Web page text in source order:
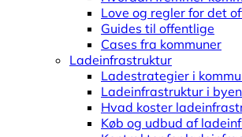
Love og regler for det
Guides til offentlige
Cases fra kommuner
Ladeinfrastruktur
Ladestrategier i
Ladeinfrastruktur i byen
Hvad koster
Køb og udbud af